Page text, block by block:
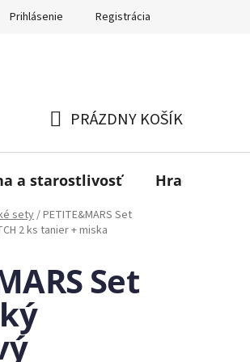
Prihlásenie Registrácia
KOŠÍK
PRÁZDNY KOŠÍK
a starostlivosť Hračky
sety/PETITE&MARS Set
2 ks tanier + miska
Set